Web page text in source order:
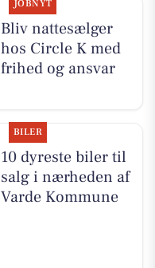
JOBNYT
Bliv nattesælger
hos Circle K med
frihed og ansvar
BILER
10 dyreste biler til
salg i nærheden af
Varde Kommune